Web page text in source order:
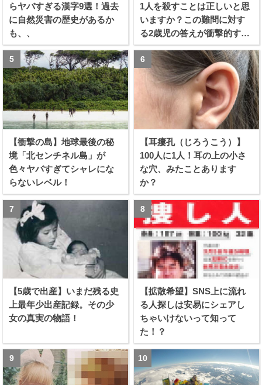
らヤバすぎる漢字9選！過去
に自然災害の歴史があるか
も、、
1人を殺すことは正しいと思
いますか？この難問に対す
る2歳児の答えが衝撃的すぎ
る！！
【衝撃の島】地球最後の秘
境「北センチネル島」が
色々ヤバすぎてシャレにな
らないレベル！
【耳瘻孔（じろうこう）】
100人に1人！耳の上の小さ
な穴、みたことあります
か？
【5歳で出産】いまだ残る史
上最年少出産記録。その少
女の真実の物語！
【拡散希望】SNS上に流れ
る人探しは安易にシェアし
ちゃいけないって知って
た！？